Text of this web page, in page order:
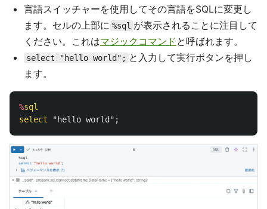
言語スイッチャーを使用してその言語をSQLに変更し
ます。セルの上部に %sql が表示されることに注目して
ください。これはマジックコマンド と呼ばれます。
select "hello world"; と入力して実行ボタンを押し
ます。
%sql
select
"hello world" ;